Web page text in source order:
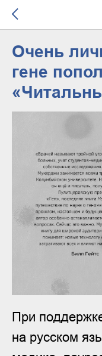
Очень
гене
При
на русском